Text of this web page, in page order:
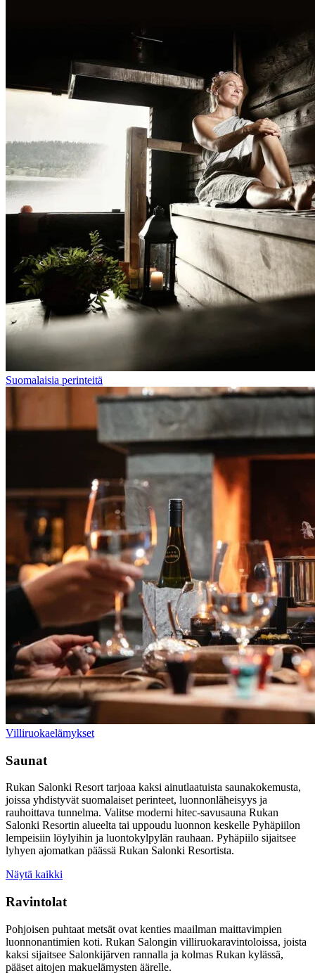
Suomalaisia perinteitä
Villiruokaelämykset
Saunat
Rukan Salonki Resort tarjoaa kaksi ainutlaatuista saunakokemusta,
joissa yhdistyvät suomalaiset perinteet, luonnonläheisyys ja
rauhoittava tunnelma. Valitse moderni hitec-savusauna Rukan
Salonki Resortin alueelta tai uppoudu luonnon keskelle Pyhäpiilon
lempeisiin löylyihin ja luontokylpylän rauhaan. Pyhäpiilo sijaitsee
lyhyen ajomatkan päässä Rukan Salonki Resortista.
Näytä kaikki
Ravintolat
Pohjoisen puhtaat metsät ovat kenties maailman maittavimpien
luonnonantimien koti. Rukan Salongin villiruokaravintoloissa, joista
kaksi sijaitsee Salonkijärven rannalla ja kolmas Rukan kylässä,
pääset aitojen makuelämysten äärelle.